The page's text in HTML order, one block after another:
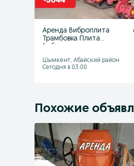
Аренда Виброплита
Трамбовка Плита
Шымкент, Абайский район
Сегодня в 03:00
Похожие